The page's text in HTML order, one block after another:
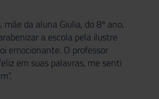
mãe da aluna Giulia, do 8º ano,
a escola pela ilustre
emocionante. O professor
em suas palavras, me senti